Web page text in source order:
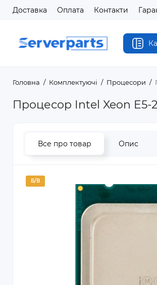
Доставка Оплата Контакти
Головна Комплектуючі Процесори
Процесор Intel Xeon E5-
Все про товар Опис
Б/В